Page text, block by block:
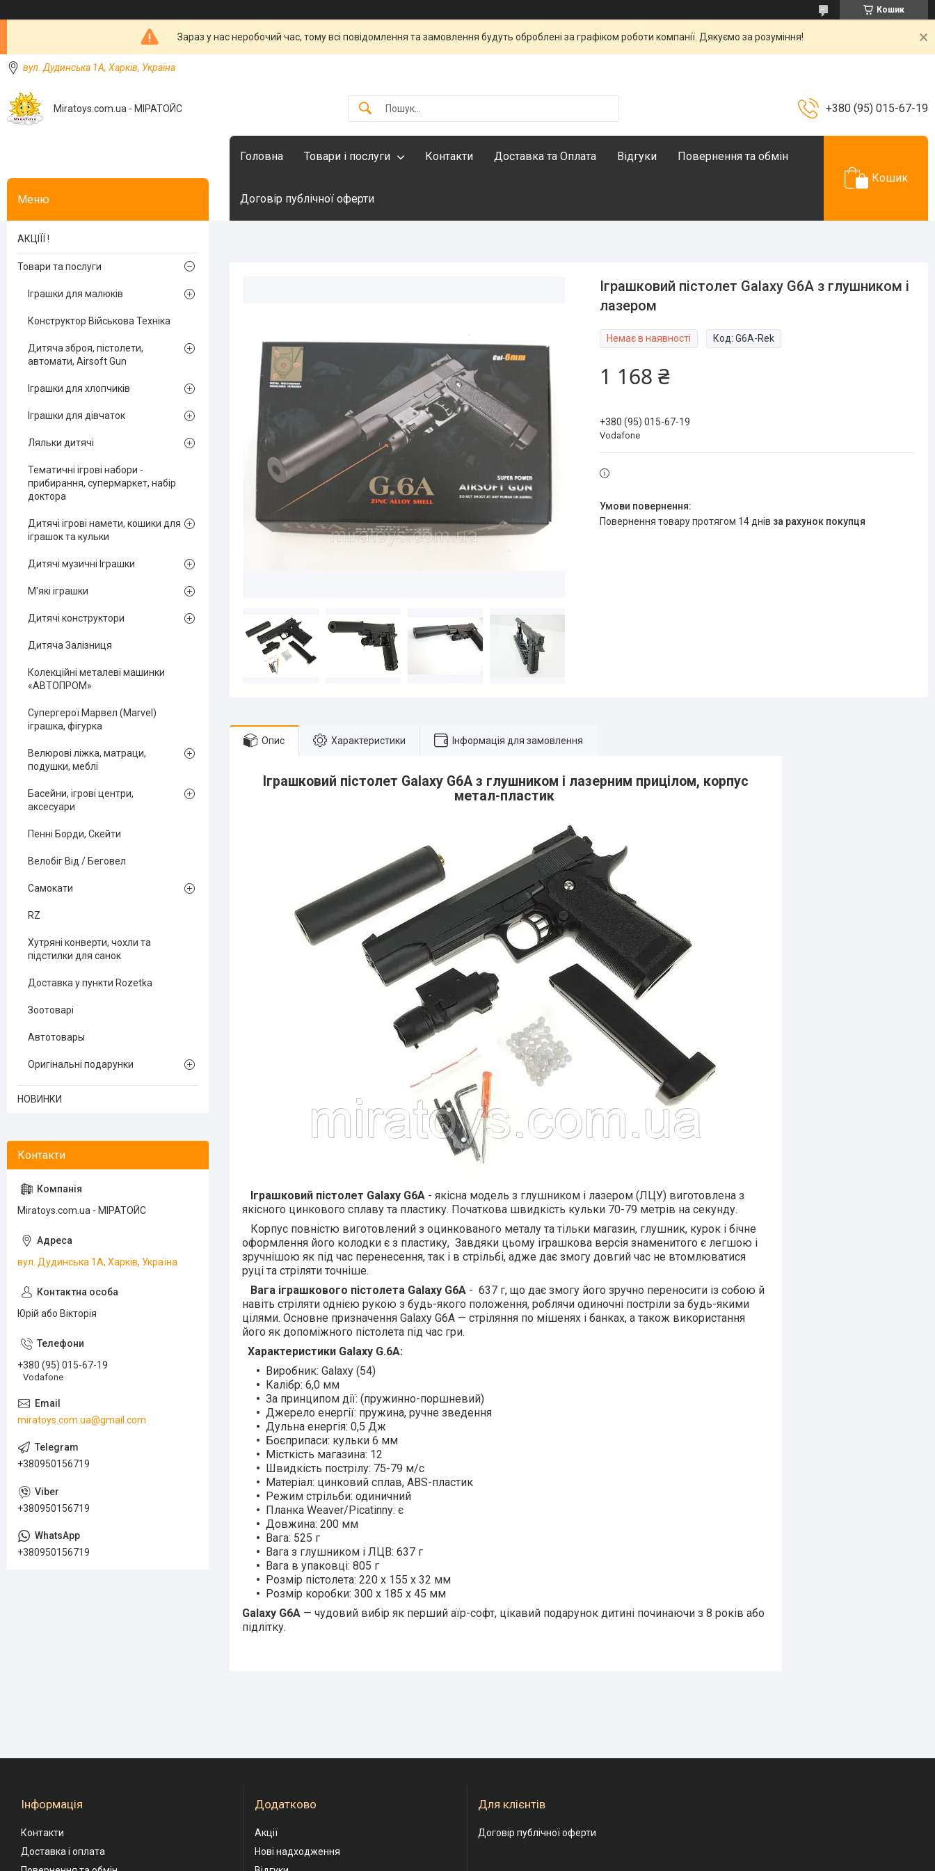
Кошик
Зараз у нас неробочий час, тому всі повідомлення та замовлення будуть оброблені за графіком роботи компанії. Дякуємо за розуміння!
вул. Дудинська 1А, Харків, Україна
Miratoys.com.ua - МІРАТОЙС +380 (95) 015-67-19
Головна Товари і послуги Контакти Доставка та Оплата Відгуки Повернення та обмін
Договір публічної оферти
Кошик
Іграшковий пістолет Galaxy G6A з глушником і
лазером
Немає в наявності Код:G6A-Rek
1 168 ₴
+380 (95) 015-67-19
Vodafone
повернення товару протягом 14 днів за рахунок покупця
Опис Характеристики Інформація для замовлення
Іграшковий пістолет Galaxy G6A з глушником і лазерним прицілом, корпус
метал-пластик
Іграшковий пістолет Galaxy G6A - якісна модель з глушником і лазером (ЛЦУ) виготовлена з
якісного цинкового сплаву та пластику. Початкова швидкість кульки 70-79 метрів на секунду.
Корпус повністю виготовлений з оцинкованого металу та тільки магазин, глушник, курок і бічне
оформлення його колодки є з пластику, Завдяки цьому іграшкова версія знаменитого є легшою і
зручнішою як під час перенесення, так і в стрільбі, адже дає змогу довгий час не втомлюватися
руці та стріляти точніше.
Вага іграшкового пістолета Galaxy G6A - 637 г, що дає змогу його зручно переносити із собою й
навіть стріляти однією рукою з будь-якого положення, роблячи одиночні постріли за будь-якими
цілями. Основне призначення Galaxy G6A — стріляння по мішенях і банках, а також використання
його як допоміжного пістолета під час гри.
Характеристики Galaxy G.6A:
Виробник: Galaxy (54)
Калібр: 6,0 мм
За принципом дії: (пружинно-поршневий)
Джерело енергії: пружина, ручне зведення
Дульна енергія: 0,5 Дж
Боєприпаси: кульки 6 мм
Місткість магазина: 12
Швидкість пострілу: 75-79 м/с
Матеріал: цинковий сплав, ABS-пластик
Режим стрільби: одиничний
Планка Weaver/Picatinny: є
Довжина: 200 мм
Вага: 525 г
Вага з глушником і ЛЦВ: 637 г
Вага в упаковці: 805 г
Розмір пістолета: 220 х 155 х 32 мм
Розмір коробки: 300 х 185 х 45 мм
Galaxy G6A — чудовий вибір як перший аїр-софт, цікавий подарунок дитині починаючи з 8 років або
підлітку.
АКЦІЇЇ !
Товари та послуги
Іграшки для малюків
Конструктор Військова Техніка
Дитяча зброя, пістолети,
автомати, Airsoft Gun
Іграшки для хлопчиків
Іграшки для дівчаток
Ляльки дитячі
Тематичні ігрові набори -
прибирання, супермаркет, набір
доктора
Дитячі ігрові намети, кошики для
іграшок та кульки
Дитячі музичні Іграшки
М'які іграшки
Дитячі конструктори
Дитяча Залізниця
Колекційні металеві машинки
«АВТОПРОМ»
Супергерої Марвел (Marvel)
іграшка, фігурка
Велюрові ліжка, матраци,
подушки, меблі
Басейни, ігрові центри,
аксесуари
Пенні Борди, Скейти
Велобіг Від / Беговел
Самокати
RZ
Хутряні конверти, чохли та
підстилки для санок
Доставка у пункти Rozetka
Зоотоварі
Автотовары
Оригінальні подарунки
НОВИНКИ
Miratoys.com.ua - МІРАТОЙС
вул. Дудинська 1А, Харків, Україна
Юрій або Вікторія
+380 (95) 015-67-19
Vodafone
miratoys.com.ua@gmail.com
+380950156719
+380950156719
+380950156719
Інформація
Контакти
Доставка і оплата
Додатково
Акції
Нові надходження
Для клієнтів
Договір публічної оферти